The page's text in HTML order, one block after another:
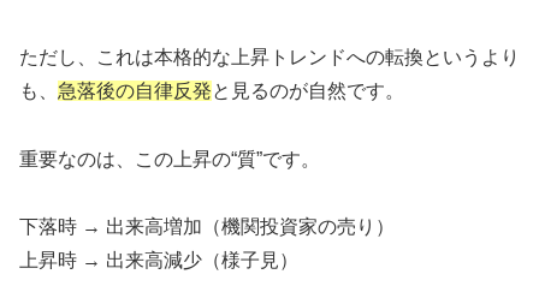
ただし、これは本格的な上昇トレンドへの転換というより
も、 急落後の自律反発と見るのが自然です。
重要なのは、この上昇の“質”です。
下落時 → 出来高増加（機関投資家の売り）
上昇時 → 出来高減少（様子見）